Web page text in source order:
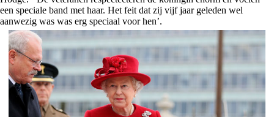
een speciale band met haar. Het feit dat zij vijfjaar geleden wel
aanwezig was was erg speciaal voor hen’.